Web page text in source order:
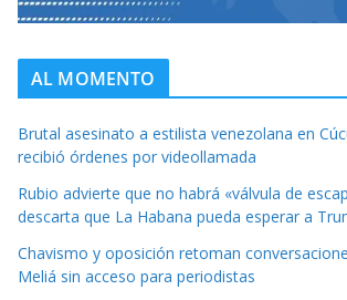
AL MOMENTO
Brutal asesinato a estilista venezolana en
recibió órdenes por videollamada
Rubio advierte que no habrá «válvula de
descarta que La Habana pueda esperar a
Chavismo y oposición retoman
Meliá sin acceso para periodistas